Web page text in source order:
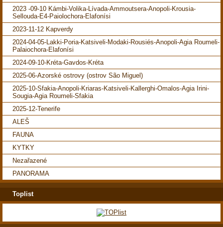
2023 -09-10 Kámbi-Volika-Lívada-Ammoutsera-Anopoli-Krousia-
Sellouda-E4-Paiolochora-Elafonísi
2023-11-12 Kapverdy
2024-04-05-Lakki-Poria-Katsiveli-Modaki-Rousiés-Anopoli-Agia Roumeli-
Palaiochora-Elafonísi
2024-09-10-Kréta-Gavdos-Kréta
2025-06-Azorské ostrovy (ostrov São Miguel)
2025-10-Sfakia-Anopoli-Kriaras-Katsiveli-Kallerghi-Omalos-Agia Irini-
Sougia-Agia Roumeli-Sfakia
2025-12-Tenerife
ALEŠ
FAUNA
KYTKY
Nezařazené
PANORAMA
Toplist